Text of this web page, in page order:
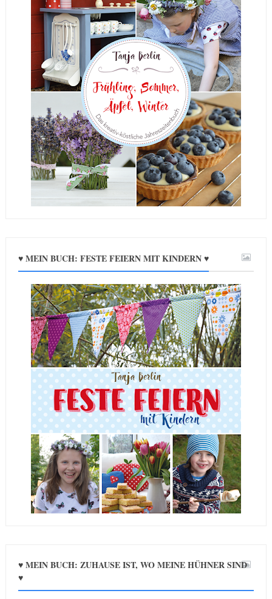
♥ MEIN BUCH: FESTE FEIERN MIT KINDERN ♥
♥ MEIN BUCH: ZUHAUSE IST, WO MEINE HÜHNER SIND
♥